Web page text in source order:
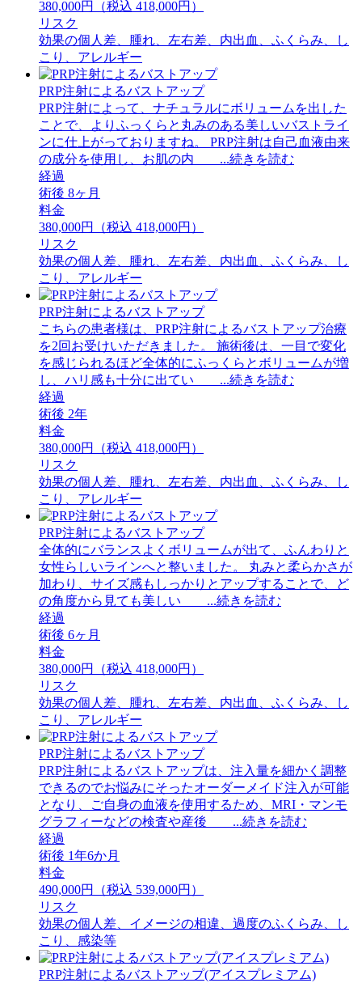
380,000円（税込 418,000円）
リスク
効果の個人差、腫れ、左右差、内出血、ふくらみ、し
こり、アレルギー
PRP注射によるバストアップ
PRP注射によって、ナチュラルにボリュームを出した
ことで、よりふっくらと丸みのある美しいバストライ
ンに仕上がっておりますね。 PRP注射は自己血液由来
の成分を使用し、お肌の内 ...続きを読む
経過
術後 8ヶ月
料金
380,000円（税込 418,000円）
リスク
効果の個人差、腫れ、左右差、内出血、ふくらみ、し
こり、アレルギー
PRP注射によるバストアップ
こちらの患者様は、PRP注射によるバストアップ治療
を2回お受けいただきました。 施術後は、一目で変化
を感じられるほど全体的にふっくらとボリュームが増
し、ハリ感も十分に出てい ...続きを読む
経過
術後 2年
料金
380,000円（税込 418,000円）
リスク
効果の個人差、腫れ、左右差、内出血、ふくらみ、し
こり、アレルギー
PRP注射によるバストアップ
全体的にバランスよくボリュームが出て、ふんわりと
女性らしいラインへと整いました。 丸みと柔らかさが
加わり、サイズ感もしっかりとアップすることで、ど
の角度から見ても美しい ...続きを読む
経過
術後 6ヶ月
料金
380,000円（税込 418,000円）
リスク
効果の個人差、腫れ、左右差、内出血、ふくらみ、し
こり、アレルギー
PRP注射によるバストアップ
PRP注射によるバストアップは、注入量を細かく調整
できるのでお悩みにそったオーダーメイド注入が可能
となり、ご自身の血液を使用するため、MRI・マンモ
グラフィーなどの検査や産後 ...続きを読む
経過
術後 1年6か月
料金
490,000円（税込 539,000円）
リスク
効果の個人差、イメージの相違、過度のふくらみ、し
こり、感染等
PRP注射によるバストアップ(アイスプレミアム)